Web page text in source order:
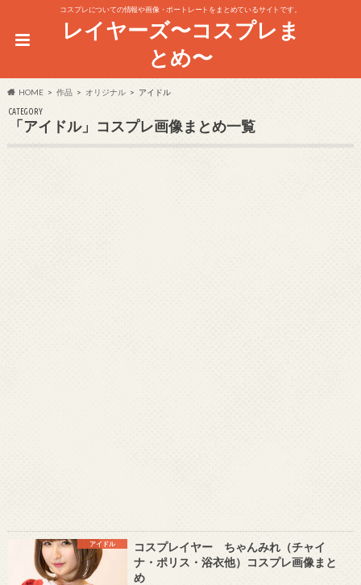
コスプレについての情報や画像・ポートレートをまとめているサイトです。
レイヤーズ〜コスプレま
とめ〜
HOME 作品 オリジナル アイドル
CATEGORY
「アイドル」コスプレ画像まとめ一覧
アイドル
コスプレイヤー ちゃんみれ（チャイ
ナ・ポリス・浴衣他）コスプレ画像まと
め